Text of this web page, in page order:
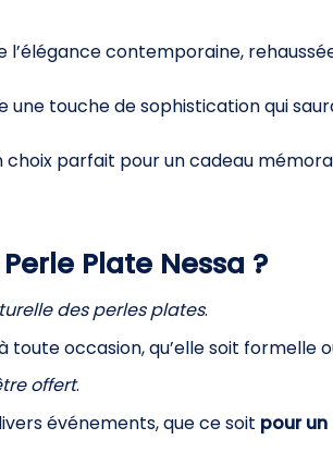
contemporaine,
une touche de sophistication qui
choix parfait pour un cadeau
Plate Nessa ?
des perles plates.
toute occasion, qu’elle soit formelle
offert.
événements, que ce soit pour